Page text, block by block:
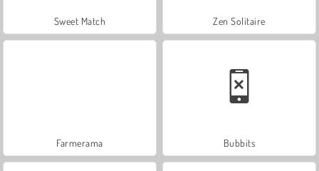
Sweet Match Zen Solitaire
Farmerama Bubbits